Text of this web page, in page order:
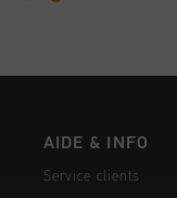
AIDE & INFO
Service clients